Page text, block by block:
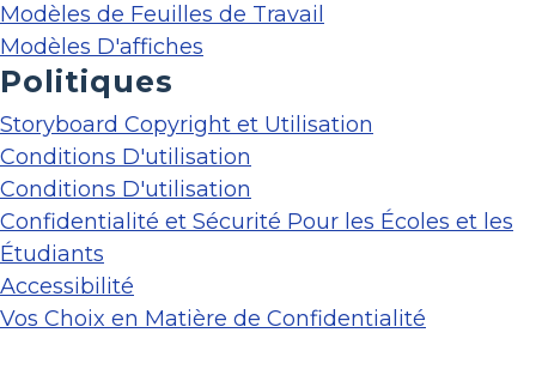
Modèles de Feuilles de Travail
Modèles D'affiches
Politiques
Storyboard Copyright et Utilisation
Conditions D'utilisation
Conditions D'utilisation
Confidentialité et Sécurité Pour les Écoles et les
Étudiants
Accessibilité
Vos Choix en Matière de Confidentialité